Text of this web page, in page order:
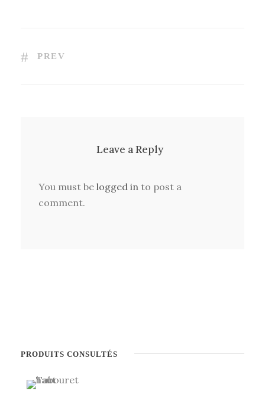
PREV
Leave a Reply
You must be logged in to post a
comment.
PRODUITS CONSULTÉS